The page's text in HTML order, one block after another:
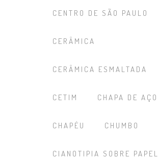
CENTRO DE SÃO PAULO
CERÂMICA
CERÂMICA ESMALTADA
CETIM CHAPA DE AÇO
CHAPÉU CHUMBO
CIANOTIPIA SOBRE PAPEL